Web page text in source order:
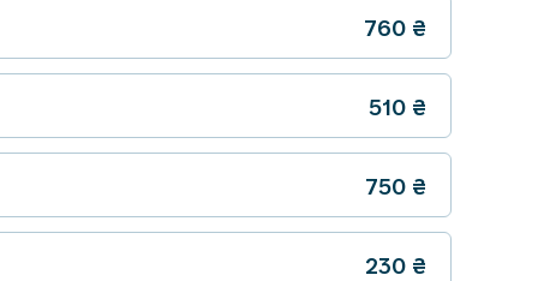
760 ₴
510 ₴
750 ₴
230 ₴